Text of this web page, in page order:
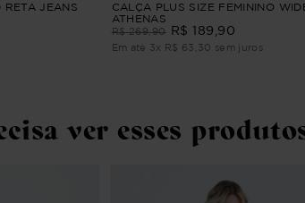
RETA JEANS
CALÇA PLUS SIZE FEMININO
ATHENAS
R$ 269,90 R$ 189 90
Em até 3x R$ 63 30 sem juros
ver esses